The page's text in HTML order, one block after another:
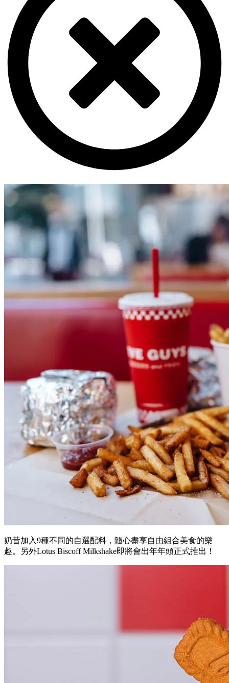
奶昔加入9種不同的自選配料，隨心盡享自由組合美食的樂
趣。另外Lotus Biscoff Milkshake即將會出年年頭正式推出！